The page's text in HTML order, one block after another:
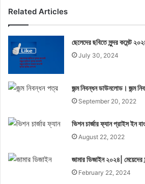
Related Articles
ছেলেদের ছবিতে সুন্দর কমেন্ট
July 30, 2024
জন্ম নিবন্ধন ডাউনলোড। জন্ম
September 20, 2022
ভিশন চার্জার ফ্যান প্রাইস ইন
August 22, 2022
জামার ডিজাইন ২০২৪| মেয়েদের
February 22, 2024